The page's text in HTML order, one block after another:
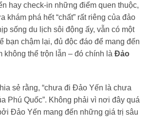
hay check-in những điểm quen thuộc,
khám phá hết “chất” rất riêng của đảo
sống du lịch sôi động ấy, vẫn có một
bạn chậm lại, đủ độc đáo để mang đến
không thể trộn lẫn – đó chính là Đảo
sẻ rằng, “chưa đi Đảo Yến là chưa
Phú Quốc”. Không phải vì nơi đây quá
Đảo Yến mang đến những giá trị sâu